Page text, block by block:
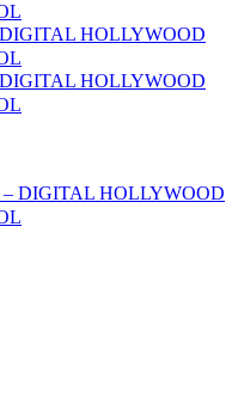
HOLLYWOOD
HOLLYWOOD